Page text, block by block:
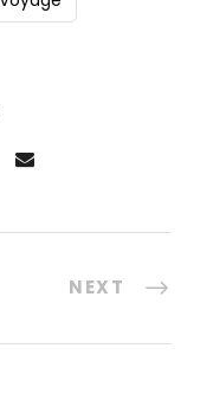
NEXT